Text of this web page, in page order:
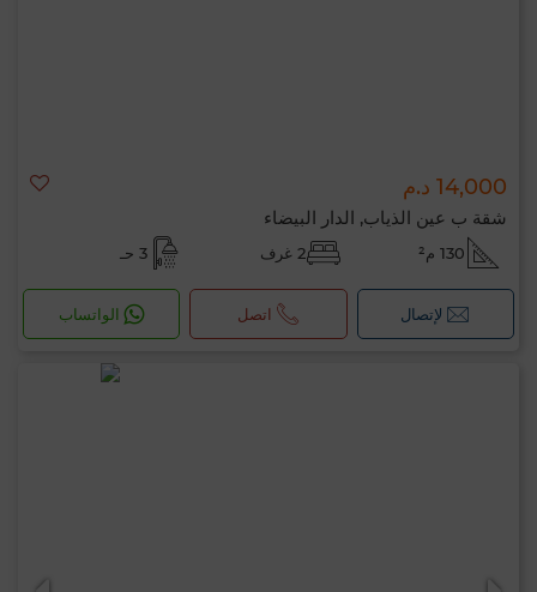
14,000 د.م
شقة ب عين الذياب, الدار البيضاء
130 م² 2 غرف 3 حـ
لإتصال اتصل الواتساب